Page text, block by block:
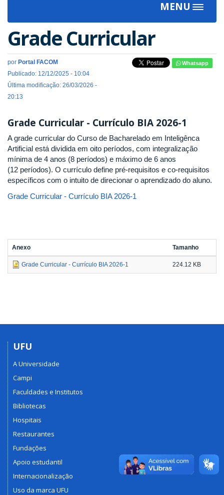
MENU
Toggle
Grade Curricular
por Portal FACOM
Publicado: 12/12/2025 - 10:04
Última modificação: 26/03/2026 -
20:13
Whatsapp
Grade Curricular - Currículo BIA 2026-1
A grade curricular do Curso de Bacharelado em Inteligênca
Artificial está dividida em oito períodos, com integralização
mínima de 4 anos (8 períodos) e máximo de 6 anos
(12 períodos). O currículo define pré-requisitos e co-requisitos
específicos com o intuito de direcionar o aprendizado do aluno.
Grade Curricular - Currículo BIA 2026-1
Anexo Tamanho
Grade Curricular - Currículo BIA 2026-1 224.12 KB
UFU
A Universidade
Campi
Faculdades e Institutos
Bibliotecas
Hospitais
Restaurantes
Fundações
Apoio estudantil
Internacionalização
Uso da marca UFU